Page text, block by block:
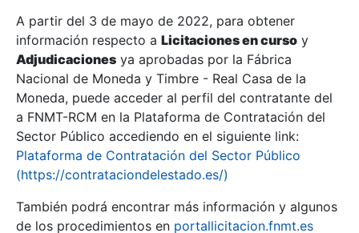
Erakutsi/Ezkutatu
Erakutsi/Ezkutatu
Erakutsi/Ezkutatu
A partir del 3 de mayo de 2022, para obtener
información respecto a Licitaciones en curso y
Adjudicaciones ya aprobadas por la Fábrica
Nacional de Moneda y Timbre - Real Casa de la
Moneda, puede acceder al perfil del contratante del
a FNMT-RCM en la Plataforma de Contratación del
Sector Público accediendo en el siguiente link:
Plataforma de Contratación del Sector Público
(https://contrataciondelestado.es/)
También podrá encontrar más información y algunos
de los procedimientos en portallicitacion.fnmt.es